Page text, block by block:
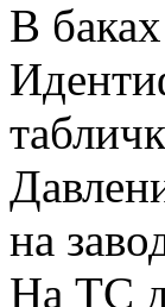
В
на
На ТС